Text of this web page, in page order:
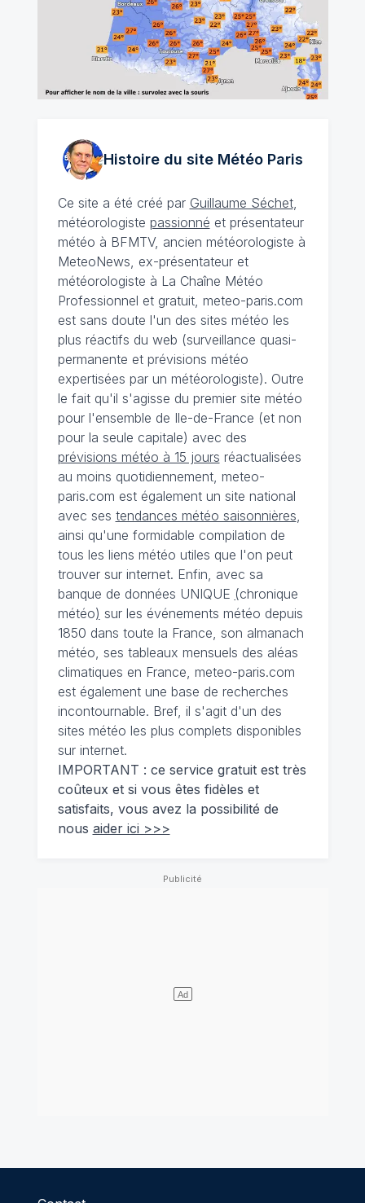
Histoire du site MétéoParis
Ce site a été créé par Guillaume Séchet,
météorologiste passionné et présentateur
météo à BFMTV, ancien météorologiste à
MeteoNews, ex-présentateur et
météorologiste à La Chaîne Météo
Professionnel et gratuit, meteo-paris.com
est sans doute l'un des sites météo les
plus réactifs du web (surveillance quasi-
permanente et prévisions météo
expertisées par un météorologiste). Outre
le fait qu'il s'agisse du premier site météo
pour l'ensemble de Ile-de-France (et non
pour la seule capitale) avec des
prévisions météo à 15 jours réactualisées
au moins quotidiennement, meteo-
paris.com est également un site national
avec ses tendances météo saisonnières,
ainsi qu'une formidable compilation de
tous les liens météo utiles que l'on peut
trouver sur internet. Enfin, avec sa
banque de données UNIQUE (chronique
météo) sur les événements météo depuis
1850 dans toute la France, son almanach
météo, ses tableaux mensuels des aléas
climatiques en France, meteo-paris.com
est également une base de recherches
incontournable. Bref, il s'agit d'un des
sites météo les plus complets disponibles
sur internet.
IMPORTANT : ce service gratuit est très
coûteux et si vous êtes fidèles et
satisfaits, vous avez la possibilité de
nous aider ici >>>